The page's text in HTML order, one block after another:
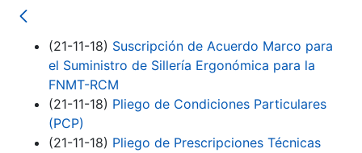
Erakutsi/Ezkutatu
(21-11-18) Suscripción de Acuerdo Marco para
el Suministro de Sillería Ergonómica para la
FNMT-RCM
(21-11-18) Pliego de Condiciones Particulares
(PCP)
(21-11-18) Pliego de Prescripciones Técnicas